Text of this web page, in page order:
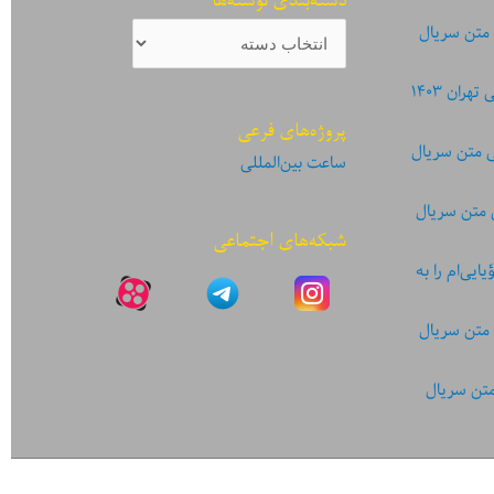
سریال
۱۴۰۳
متن سریال
متن سریال
را به
سریال
سریال
دسته‌بندی
نوشته‌ها
پروژه‌های فرعی
ساعت بین‌المللی
شبکه‌های اجتماعی